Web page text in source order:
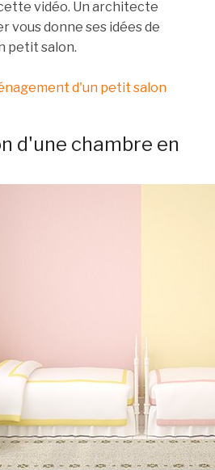
vidéo. Un architecte
vous donne ses idées de
petit salon.
d'un petit salon
d'une chambre en